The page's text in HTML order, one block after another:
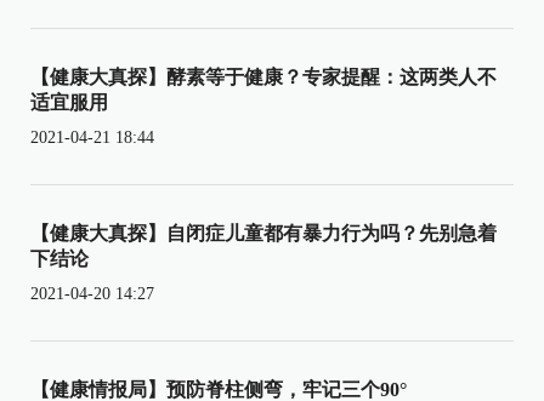
【健康大真探】酵素等于健康？专家提醒：这两类人不
适宜服用
2021-04-21 18:44
【健康大真探】自闭症儿童都有暴力行为吗？先别急着
下结论
2021-04-20 14:27
【健康情报局】预防脊柱侧弯，牢记三个90°